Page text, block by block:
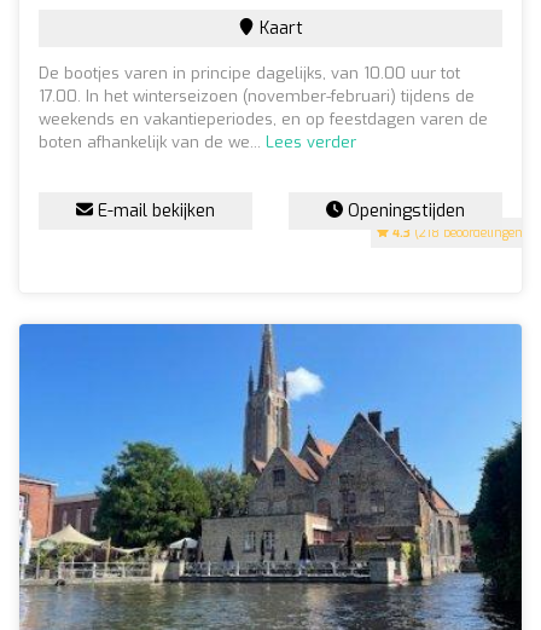
4.3 (218 beoordelingen)
Kaart
De bootjes varen in principe dagelijks, van 10.00 uur tot
17.00. In het winterseizoen (november-februari) tijdens de
weekends en vakantieperiodes, en op feestdagen varen de
boten afhankelijk van de we... Lees verder
E-mail bekijken Openingstijden